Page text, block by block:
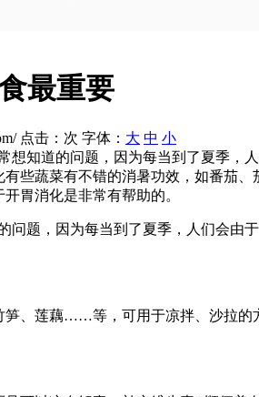
最重要
点击： 次 字体： 大 中 小
想知道的问题，因为每当到了夏季
些蔬菜有不错的消暑功效，如番
胃消化是非常有帮助的。
问题，因为每当到了夏季，人们会
、莲藕……等，可用于凉拌、沙拉